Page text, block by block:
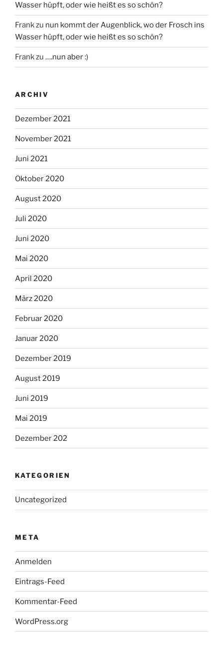
Wasser hüpft, oder wie heißt es so schön?
Frankzu nun kommt der Augenblick, wo der Frosch ins
Wasser hüpft, oder wie heißt es so schön?
Frankzu ….nun aber :)
ARCHIV
Dezember 2021
November 2021
Juni 2021
Oktober 2020
August 2020
Juli 2020
Juni 2020
Mai 2020
April 2020
März 2020
Februar 2020
Januar 2020
Dezember 2019
August 2019
Juni 2019
Mai 2019
Dezember 202
KATEGORIEN
Uncategorized
META
Anmelden
Eintrags-Feed
Kommentar-Feed
WordPress.org